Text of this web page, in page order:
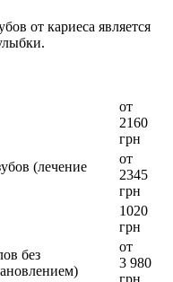
от кариеса является
от
2160
грн
(лечение
от
2345
грн
1020
грн
без
от
3 980
грн